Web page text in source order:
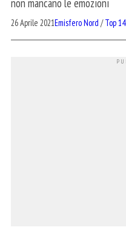
non mancano le emozioni
26 Aprile 2021Emisfero Nord /Top 14